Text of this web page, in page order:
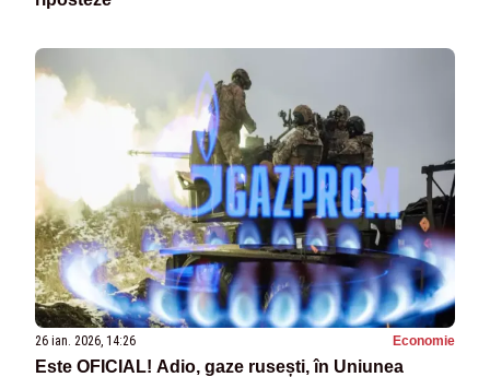
26 ian. 2026, 14:26 Economie
Este OFICIAL! Adio, gaze rusești, în Uniunea